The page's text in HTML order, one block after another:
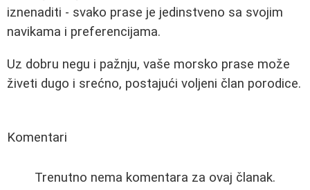
iznenaditi - svako prase je jedinstveno sa svojim
navikama i preferencijama.
Uz dobru negu i pažnju, vaše morsko prase može
živeti dugo i srećno, postajući voljeni član porodice.
Komentari
Trenutno nema komentara za ovaj članak.